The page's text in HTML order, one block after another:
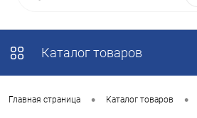
Каталог товаров
Главная страница • Каталог товаров •